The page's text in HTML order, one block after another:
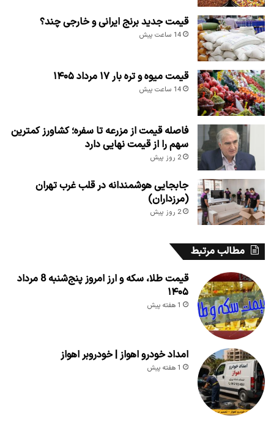
قیمت جدید برنج ایرانی و خارجی چند؟
14 ساعت پیش
قیمت میوه و تره بار ۱۷ مرداد ۱۴۰۵
14 ساعت پیش
فاصله قیمت از مزرعه تا سفره؛ کشاورز کمترین
سهم را از قیمت نهایی دارد
2 روز پیش
جابجایی هوشمندانه در قلب غرب تهران
(مرزداران)
2 روز پیش
مطالب مرتبط
قیمت طلا، سکه و ارز امروز پنج‌شنبه 8 مرداد
۱۴۰۵
1 هفته پیش
امداد خودرو اهواز | خودروبر اهواز
1 هفته پیش